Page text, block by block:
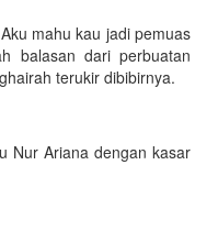
mahu kau jadi pemuas
balasan dari perbuatan
terukir dibibirnya.
Nur Ariana dengan kasar